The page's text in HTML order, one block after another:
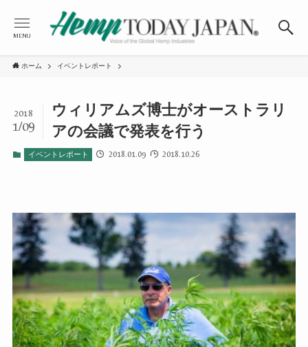
MENU
ホーム イベントレポート
ウィリアムズ博士がオーストラリ
アの会議で発表を行う
2018
1/09
イベントレポート 2018.01.09 2018.10.26